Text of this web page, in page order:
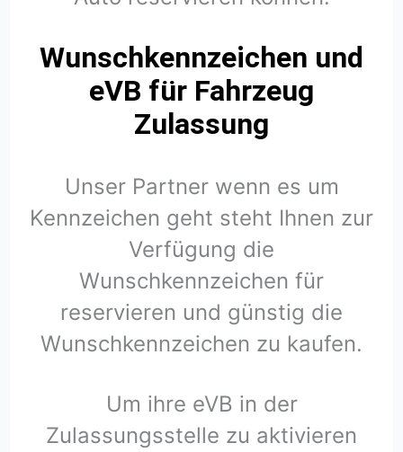
Wunschkennzeichen und
eVB für Fahrzeug
Zulassung
Unser Partner wenn es um
Kennzeichen geht steht Ihnen zur
Verfügung die
Wunschkennzeichen für
reservieren und günstig die
Wunschkennzeichen zu kaufen.
Um ihre eVB in der
Zulassungsstelle zu aktivieren